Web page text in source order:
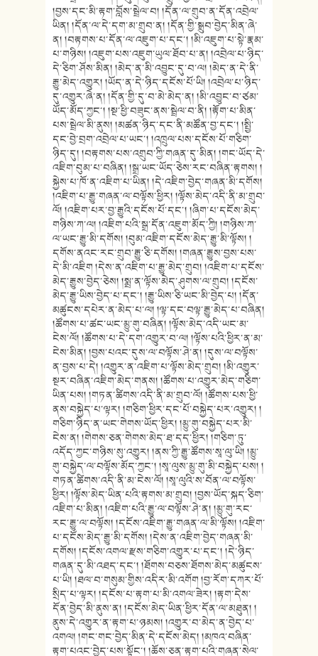
།བྱས་དང་མི་རྟག་བློས་སྦྲེལ་བ། །དོན་ལ་གྲུབ་ན་དོན་འབྲེལ་
ཡིན། །དོན་ལ་དེ་དག་མ་གྲུབ་ན། །དོན་གྱི་སྒྲུབ་བྱེད་མིན་ཞེ་
ན། །བརྟགས་པ་དོན་ལ་འཇུག་པ་དང་། །མི་འཇུག་པ་སྟེ་རྣམ་
པ་གཉིས། །འཇུག་པས་འཇུག་ཡུལ་ཐོབ་པ་ན། །འབྲེལ་པ་ཉིད་
དེ་ཅིག་ཤོས་མིན། །མེད་ན་མི་འབྱུང་དུ་བ་ལ། །མེད་ན་དེ་ནི་
རྒྱུ་མེད་འགྱུར། །ཡོད་ན་དེ་ཉིད་དངོས་པོ་ཡི། །འབྲེལ་པ་ཉིད་
དུ་འགྱུར་ཞེ་ན། །དོན་གྱི་དུ་བ་མེ་མེད་ན། །མི་འབྱུང་བ་ཙམ་
ཡོད་མོད་ཀྱང་། །སྔ་ཕྱི་བཟུང་ནས་སྦྲེལ་བ་ནི། །རྟོག་པ་མིན་
པས་སྦྲེལ་མི་ནུས། །མཚན་ཉིད་དང་ནི་མཚོན་བྱ་དང་། །སྤྱི་
དང་བྱེ་བྲག་འབྲེལ་པ་ཡང་། །འཁྲུལ་པས་དངོས་པོ་གཅིག་
ཉིད་དུ། །བརྟགས་པས་འགྲུབ་ཀྱི་གཞན་དུ་མིན། །གང་ཡོད་དེ་
འཇིག་བུམ་པ་བཞིན། །སྒྲ་ཡང་ཡོད་ཅེས་རང་བཞིན་རྟགས། །
སྐྱེས་པ་ཁོ་ན་འཇིག་པ་ཡིན། །དེ་འཇིག་བྱེད་གཞན་མི་དགོས།
།འཇིག་པ་རྒྱུ་གཞན་ལ་བལྟོས་ཕྱིར། །ལྟོས་མེད་འདི་ནི་མ་གྲུབ་
ལོ། །འཇིག་པར་བྱ་རྒྱུའི་དངོས་པོ་དང་། །ཞིག་པ་དངོས་མེད་
གཉིས་ཀ་ལ། །འཇིག་པའི་སྒྲ་དོན་འཇུག་མོད་ཀྱི། །གཉིས་ཀ་
ལ་ཡང་རྒྱུ་མི་དགོས། །བུམ་འཇིག་དངོས་མེད་རྒྱུ་མི་ལྟོས། །
དགོས་ནའང་རང་གྲུབ་རྒྱུ་ཅི་དགོས། །གཞན་རྒྱུས་བྱས་པས་
དེ་མི་འཇིག །དེས་ན་འཇིག་པ་རྒྱུ་མེད་གྲུབ། །འཇིག་པ་དངོས་
མེད་རྒྱུས་བྱེད་ཅེས། །སྨྲ་ན་ལྟོས་མེད་ཤུགས་ལ་གྲུབ། །དངོས་
མེད་རྒྱུ་ཡིས་བྱེད་པ་དང་། །རྒྱུ་ཡིས་ཅི་ཡང་མི་བྱེད་པ། །དོན་
མཚུངས་དཔེར་ན་མེད་པ་ལ། །ལྟ་དང་བལྟ་རྒྱུ་མེད་པ་བཞིན།
།ཚོགས་པ་ཚང་ཡང་མྱུ་གུ་བཞིན། །ལྟོས་མེད་འདི་ཡང་མ་
ངེས་ལོ། །ཚོགས་པ་དེ་དག་འགྱུར་བ་ལ། །ལྟོས་པའི་ཕྱིར་ན་མ་
ངེས་མིན། །བྱས་པའང་དུས་ལ་བལྟོས་ཤེ་ན། །དུས་ལ་བལྟོས་
ན་བྱས་པ་དེ། །འགྱུར་ན་འཇིག་པ་ལྟོས་མེད་གྲུབ། །མི་འགྱུར་
སྔར་བཞིན་འཇིག་མེད་གནས། །ཚོགས་པ་འགྱུར་མེད་གཅིག་
ཡིན་པས། །གཏན་ཚིགས་འདི་ནི་མ་གྲུབ་ལོ། །ཚོགས་པས་ཕྱི་
ནས་བསྐྱེད་པ་ལྟར། །གཅིག་ཕྱིར་དང་པོ་བསྐྱེད་པར་འགྱུར། །
གཅིག་ཉིད་ན་ཡང་གེགས་ཡོད་ཕྱིར། །མྱུ་གུ་བསྐྱེད་པར་མི་
ངེས་ན། །གེགས་ཅན་གེགས་མེད་ཐ་དད་ཕྱིར། །གཅིག་ཏུ་
འདོད་ཀྱང་གཉིས་སུ་འགྱུར། །ནས་ཀྱི་རྒྱུ་ཚོགས་སཱ་ལུ་ཡི། །མྱུ་
གུ་བསྐྱེད་ལ་བལྟོས་མོད་ཀྱང་། །སཱ་ལུས་མྱུ་གུ་མི་བསྐྱེད་པས། །
གཏན་ཚིགས་འདི་ནི་མ་ངེས་ལོ། །སཱ་ལུའི་ས་བོན་ལ་བལྟོས་
ཕྱིར། །ལྟོས་མེད་ཡིན་པའི་རྟགས་མ་གྲུབ། །བྱས་ཡོད་སྐད་ཅིག་
འཇིག་པ་མིན། །འཇིག་པའི་རྒྱུ་ལ་བལྟོས་ཤེ་ན། །མྱུ་གུ་རང་
རང་རྒྱུ་ལ་བལྟོས། །དངོས་འཇིག་རྒྱུ་གཞན་ལ་མི་ལྟོས། །འཇིག་
པ་དངོས་མེད་རྒྱུ་མི་དགོས། །དེས་ན་འཇིག་བྱེད་གཞན་མི་
དགོས། །དངོས་འགལ་རྫས་གཅིག་འགྱུར་པ་དང་། །དེ་ཉིད་
གཞན་དུ་མི་འཐད་དང་། །ཐོགས་བཅས་ཐོགས་མེད་མཚུངས་
པ་ཡི། །ཐལ་བ་གསུམ་གྱིས་འདིར་མི་འགོག །བྱ་རོག་དཀར་པོ་
སྲིད་པ་ལྟར། །དངོས་པ་རྟག་པ་མི་འགལ་ཟེར། །རྟག་དེས་
དོན་བྱེད་མི་ནུས་ན། །དངོས་མེད་ཡིན་ཕྱིར་དོན་ལ་མཐུན། །
ནུས་དེ་འགྱུར་ན་རྟག་པ་ཉམས། །འགྱུར་བ་མེད་ན་བྱེད་པ་
འགལ། །གང་གང་བྱེད་མིན་དེ་དངོས་མེད། །མཁའ་བཞིན་
རྟག་པའང་བྱེད་པས་སྟོང་། །ཆོས་ཅན་རྟག་པའི་གཞན་སེལ་